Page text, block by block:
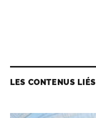
LES CONTENUS LIÉS